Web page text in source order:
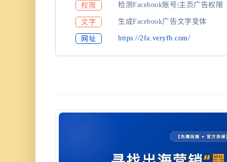
权限 检测Facebook账号|主页广告权限
文字 生成Facebook广告文字变体
网址 https://2fa.veryfb.com/